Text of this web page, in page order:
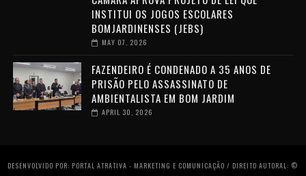
INSTITUI OS JOGOS ESCOLARES
BOMJARDINENSES (JEBS)
MAY 07, 2026
FAZENDEIRO É CONDENADO A 35 ANOS DE
PRISÃO PELO ASSASSINATO DE
AMBIENTALISTA EM BOM JARDIM
APRIL 30, 2026
DESENVOLVIDO POR: PORTAL ATRATIVA - MARKETING E COMUNICAÇÃO / DIREITO AUTORAL: ©